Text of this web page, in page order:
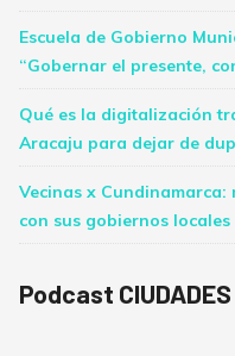
Escuela de Gobierno
“Gobernar el presente,
Qué es la digitalización
Aracaju para dejar de
Vecinas x
con sus gobiernos locales
Podcast CIUDADES